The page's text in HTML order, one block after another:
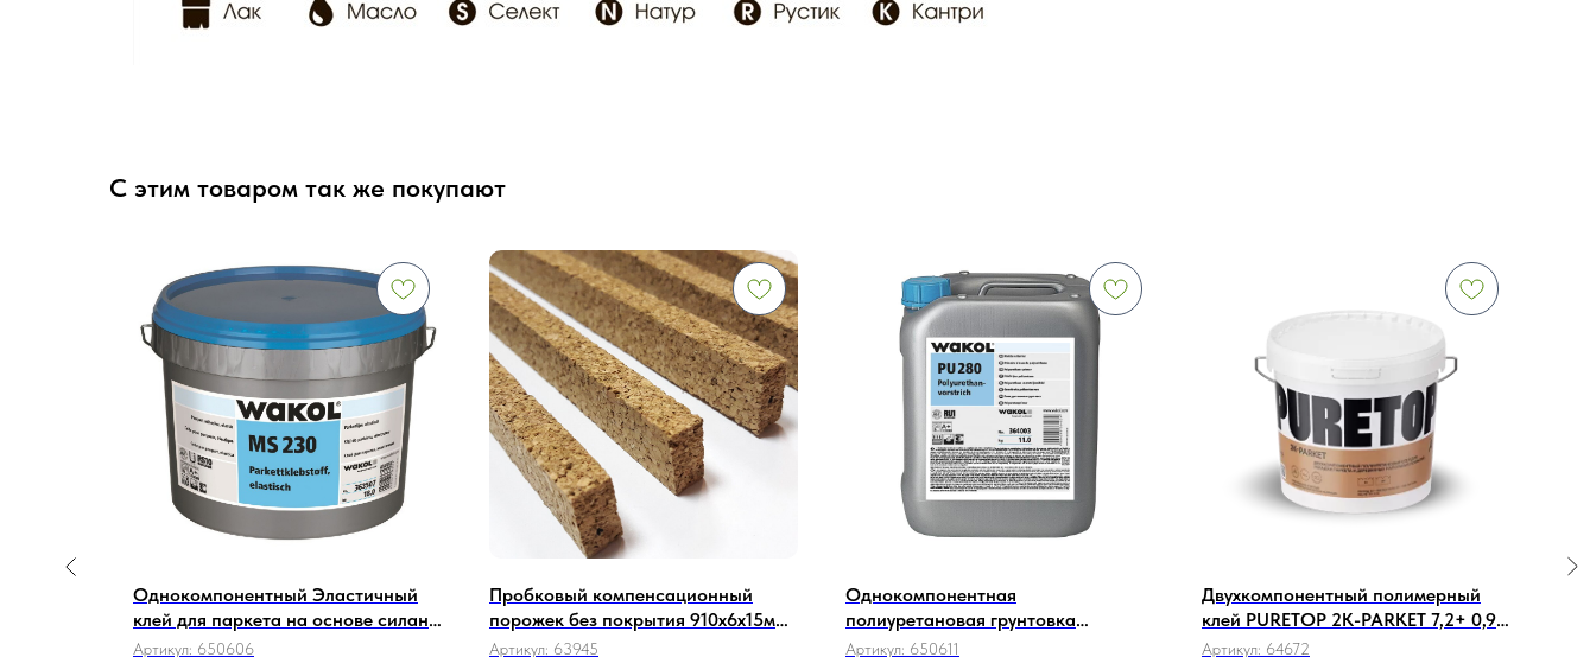
С этим товаром так же покупают
Однокомпонентный Эластичный
клей для паркета на основе силана
WAKOL MS 230 18 кг.
Артикул: 650606
Пробковый компенсационный
порожек без покрытия 910x6x15мм
(Крупнозернистый)
Артикул: 63945
Однокомпонентная
полиуретановая грунтовка
изоляция повышенной влаги
Артикул: 650611
Двухкомпонентный полимерный
клей PURETOP 2K-PARKET 7,2+ 0,9
кг.
Артикул: 64672